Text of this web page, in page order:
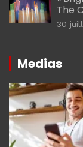
The
30
Medias